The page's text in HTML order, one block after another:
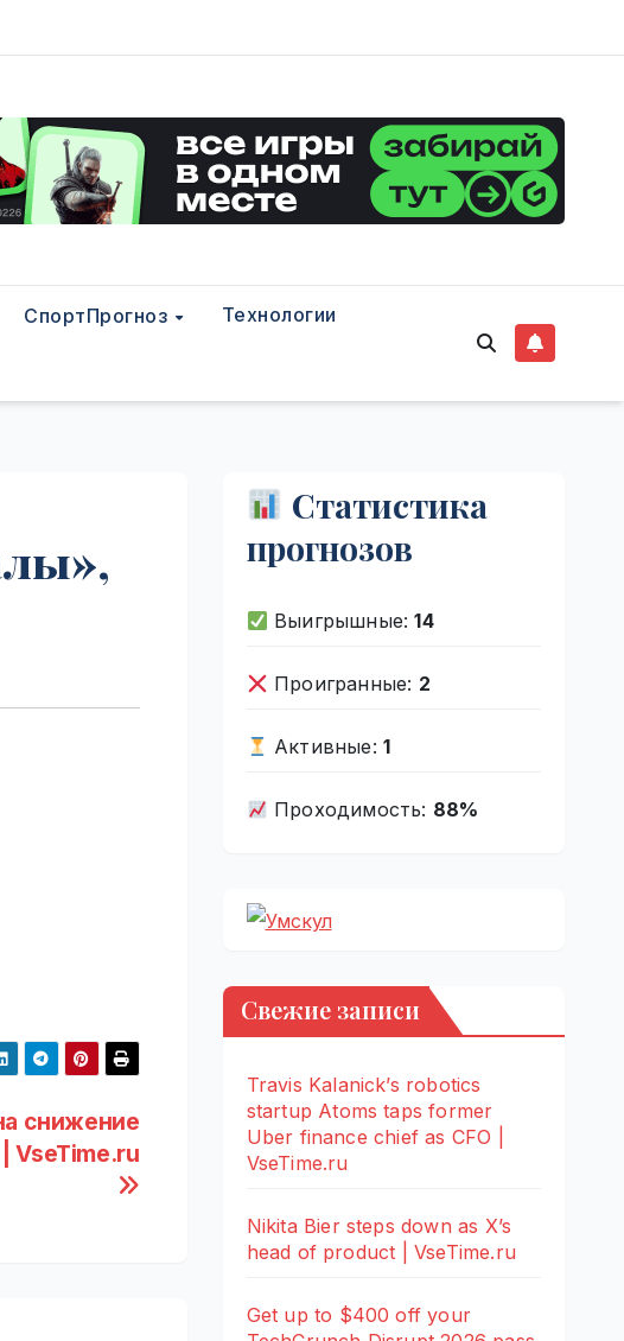
СпортПрогноз Технологии
снижение
VseTime.ru
Статистика
прогнозов
Выигрышные:14
Проигранные: 2
Активные: 1
Проходимость: 88%
Свежие записи
Travis Kalanick’s robotics
startup Atoms taps former
Uber finance chief as CFO |
VseTime.ru
Nikita Bier steps down as X’s
head of product | VseTime.ru
Get up to $400 off your